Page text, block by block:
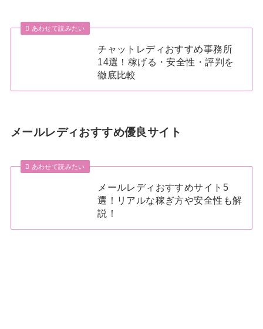
あわせて読みたい
チャットレディおすすめ事務所
14選！稼げる・安全性・評判を
徹底比較
メールレディおすすめ優良サイト
あわせて読みたい
メールレディおすすめサイト5
選！リアルな稼ぎ方や安全性も解
説！